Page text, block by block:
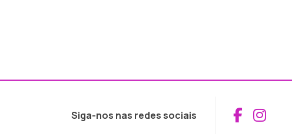
Siga-nos nas redes sociais